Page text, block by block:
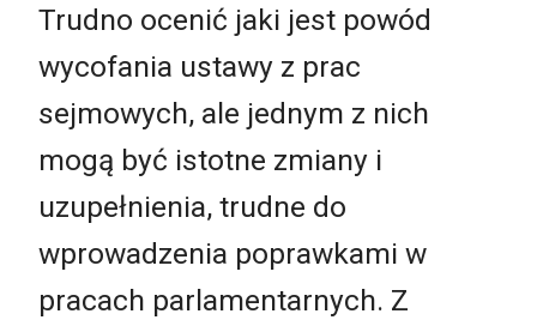
Trudno ocenić jaki jest powód
wycofania ustawy z prac
sejmowych, ale jednym z nich
mogą być istotne zmiany i
uzupełnienia, trudne do
wprowadzenia poprawkami w
pracach parlamentarnych. Z